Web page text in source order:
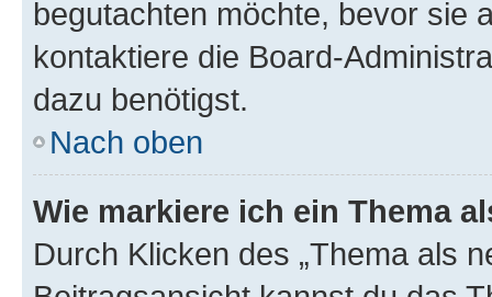
begutachten möchte, bevor sie
kontaktiere die Board-
dazu benötigst.
Nach oben
Wie markiere ich ein Thema
Durch Klicken des „Thema als